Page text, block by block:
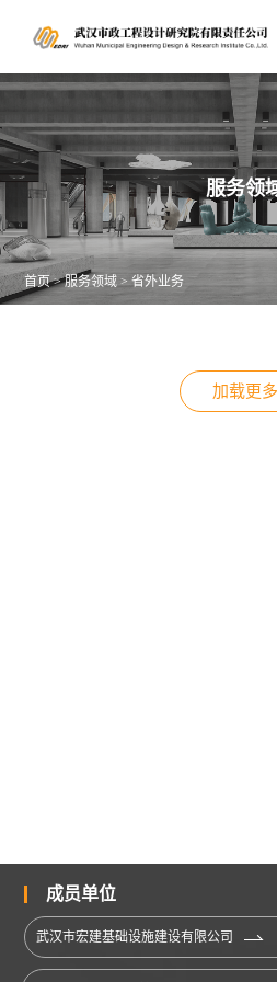
服务领
首页>服务领域 >省外业务
加载更多
成员单位
武汉市宏建基础设施建设有限公司